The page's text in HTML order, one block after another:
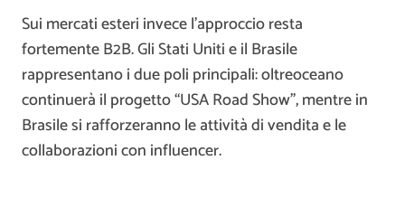
Sui mercati esteri invece l’approccio resta
fortemente B2B. Gli Stati Uniti e il Brasile
rappresentano i due poli principali: oltreoceano
continuerà il progetto “USA Road Show”, mentre in
Brasile si rafforzeranno le attività di vendita e le
collaborazioni con influencer.